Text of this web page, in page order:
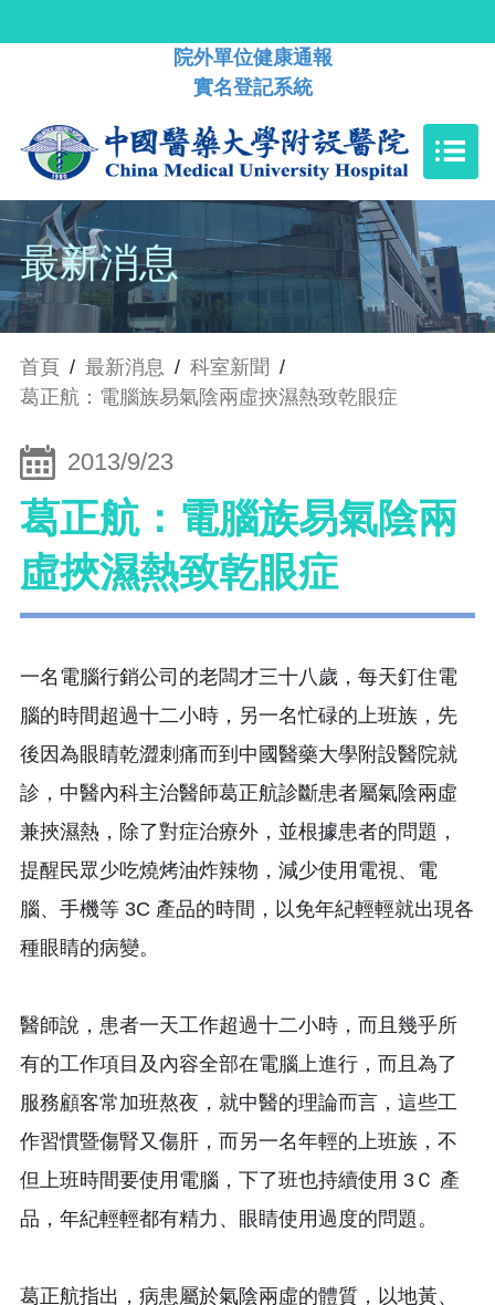
院外單位健康通報
實名登記系統
最新消息
首頁 / 最新消息 / 科室新聞 /
葛正航：電腦族易氣陰兩虛挾濕熱致乾眼症
2013/9/23
葛正航：電腦族易氣陰兩
虛挾濕熱致乾眼症
一名電腦行銷公司的老闆才三十八歲，每天釘住電
腦的時間超過十二小時，另一名忙碌的上班族，先
後因為眼睛乾澀刺痛而到中國醫藥大學附設醫院就
診，中醫內科主治醫師葛正航診斷患者屬氣陰兩虛
兼挾濕熱，除了對症治療外，並根據患者的問題，
提醒民眾少吃燒烤油炸辣物，減少使用電視、電
腦、手機等 3C 產品的時間，以免年紀輕輕就出現各
種眼睛的病變。
醫師說，患者一天工作超過十二小時，而且幾乎所
有的工作項目及內容全部在電腦上進行，而且為了
服務顧客常加班熬夜，就中醫的理論而言，這些工
作習慣暨傷腎又傷肝，而另一名年輕的上班族，不
但上班時間要使用電腦，下了班也持續使用 3Ｃ 產
品，年紀輕輕都有精力、眼睛使用過度的問題。
葛正航指出，病患屬於氣陰兩虛的體質，以地黃、